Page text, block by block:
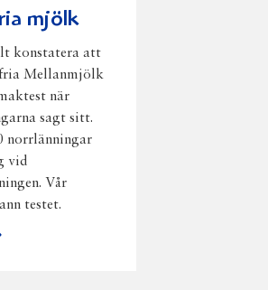
mjölk
konstatera att
Mellanmjölk
när
sagt sitt.
norrlänningar
vid
Vår
testet.